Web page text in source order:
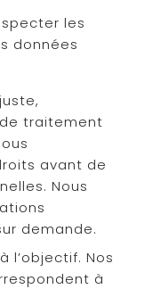
les
données
traitement
avant de
Nous
demande.
l’objectif. Nos
à